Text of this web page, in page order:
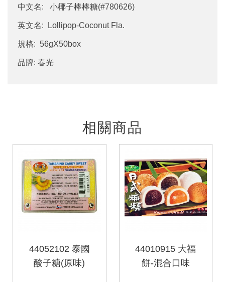
中文名: 小椰子棒棒糖(#780626)
英文名: Lollipop-Coconut Fla.
規格: 56gX50box
品牌: 春光
相關商品
44052102 泰國
酸子糖(原味)
44010915 大福
餅-混合口味